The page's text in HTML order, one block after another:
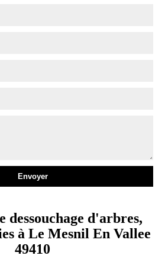
dessouchage d'arbres,
à Le Mesnil En Vallee
49410